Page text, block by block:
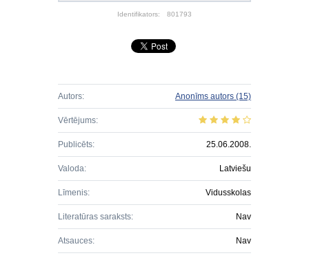
Identifikators: 801793
Autors: Anonīms autors (15)
Vērtējums:
Publicēts: 25.06.2008.
Valoda: Latviešu
Līmenis: Vidusskolas
Literatūras saraksts: Nav
Atsauces: Nav